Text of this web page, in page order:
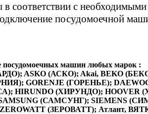
соответствии с
посудомоечной
машин любых марок :
ASKO (АСКО); Akai, BEKO
GORENJE (ГОРЕНЬЕ);
HIRUNDO (ХИРУНДО); HOOVER
(САМСУНГ); SIEMENS
(ЗЕРОВАТТ); Атлант,